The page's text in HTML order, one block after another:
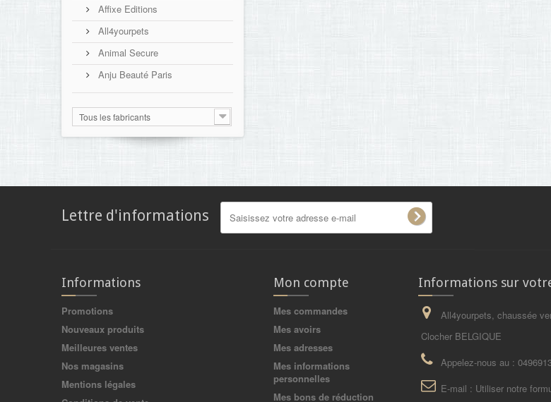
Affixe Editions
All4yourpets
Animal Secure
Anju Beauté Paris
Tous les fabricants
Lettre d'informations
Informations
Promotions
Nouveaux produits
Meilleures ventes
Nos magasins
Mentions légales
Mon compte
Mes commandes
Mes avoirs
Mes adresses
Mes informations
personnelles
Mes bons de réduction
Informations sur
All4yourpets, chaussée
Clocher BELGIQUE
Appelez-nous au :
E-mail : Utiliser notre